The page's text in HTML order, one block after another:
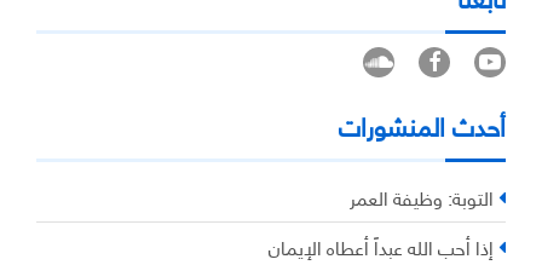
أحدث المنشورات
التوبة: وظيفة العمر
إذا أحب الله عبداً أعطاه الإيمان